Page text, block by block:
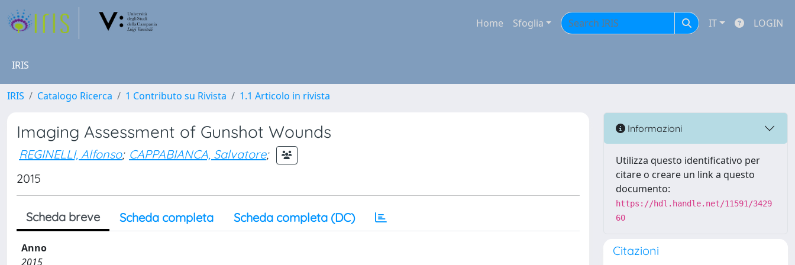
Home Sfoglia IT LOGIN
IRIS
IRIS Catalogo Ricerca 1 Contributo su Rivista 1.1 Articolo in rivista
Imaging Assessment of Gunshot Wounds
REGINELLI, Alfonso; CAPPABIANCA, Salvatore;
2015
Scheda breve Scheda completa Scheda completa (DC)
Anno
2015
Informazioni
Utilizza questo identificativo per
citare o creare un link a questo
documento:
https://hdl.handle.net/11591/3429
60
Citazioni